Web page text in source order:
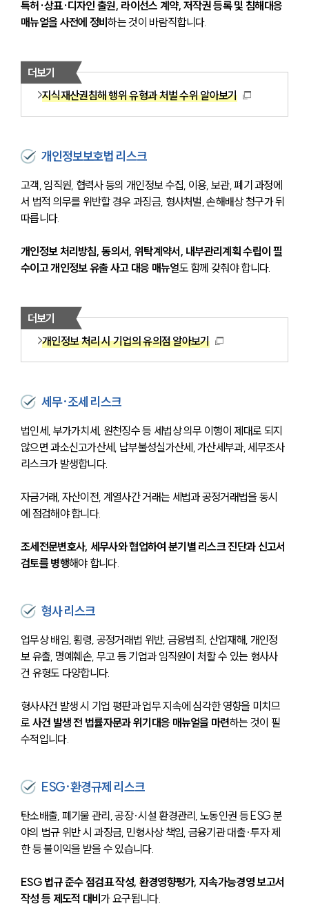
특허·상표·디자인 출원, 라이선스 계약, 저작권 등록 및 침해대응
매뉴얼을 사전에 정비하는 것이 바람직합니다.
더보기
지식재산권침해 행위 유형과 처벌 수위 알아보기
개인정보보호법 리스크
고객, 임직원, 협력사 등의 개인정보 수집, 이용, 보관, 폐기 과정에
서 법적 의무를 위반할 경우 과징금, 형사처벌, 손해배상 청구가 뒤
따릅니다.
개인정보 처리방침, 동의서, 위탁계약서, 내부관리계획 수립이 필
수이고 개인정보 유출 사고 대응 매뉴얼도 함께 갖춰야 합니다.
더보기
개인정보 처리 시 기업의 유의점 알아보기
세무·조세 리스크
법인세, 부가가치세, 원천징수 등 세법상 의무 이행이 제대로 되지
않으면 과소신고가산세, 납부불성실가산세, 가산세부과, 세무조사
리스크가 발생합니다.
자금거래, 자산이전, 계열사간 거래는 세법과 공정거래법을 동시
에 점검해야 합니다.
조세전문변호사, 세무사와 협업하여 분기별 리스크 진단과 신고서
검토를 병행해야 합니다.
형사 리스크
업무상 배임, 횡령, 공정거래법 위반, 금융범죄, 산업재해, 개인정
보 유출, 명예훼손, 무고 등 기업과 임직원이 처할 수 있는 형사사
건 유형도 다양합니다.
형사사건 발생 시 기업 평판과 업무 지속에 심각한 영향을 미치므
로 사건 발생 전 법률자문과 위기대응 매뉴얼을 마련하는 것이 필
수적입니다.
ESG·환경규제 리스크
탄소배출, 폐기물 관리, 공장·시설 환경관리, 노동인권 등 ESG 분
야의 법규 위반 시 과징금, 민형사상 책임, 금융기관 대출·투자 제
한 등 불이익을 받을 수 있습니다.
ESG 법규 준수 점검표 작성, 환경영향평가, 지속가능경영 보고서
작성 등 제도적 대비가 요구됩니다.